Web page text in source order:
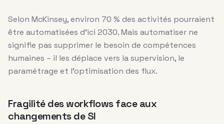
Selon McKinsey, environ 70 % des activités pourraient
être automatisées d’ici 2030. Mais automatiser ne
signifie pas supprimer le besoin de compétences
humaines – il les déplace vers la supervision, le
paramétrage et l’optimisation des flux.
Fragilité des workflows face aux
changements de SI